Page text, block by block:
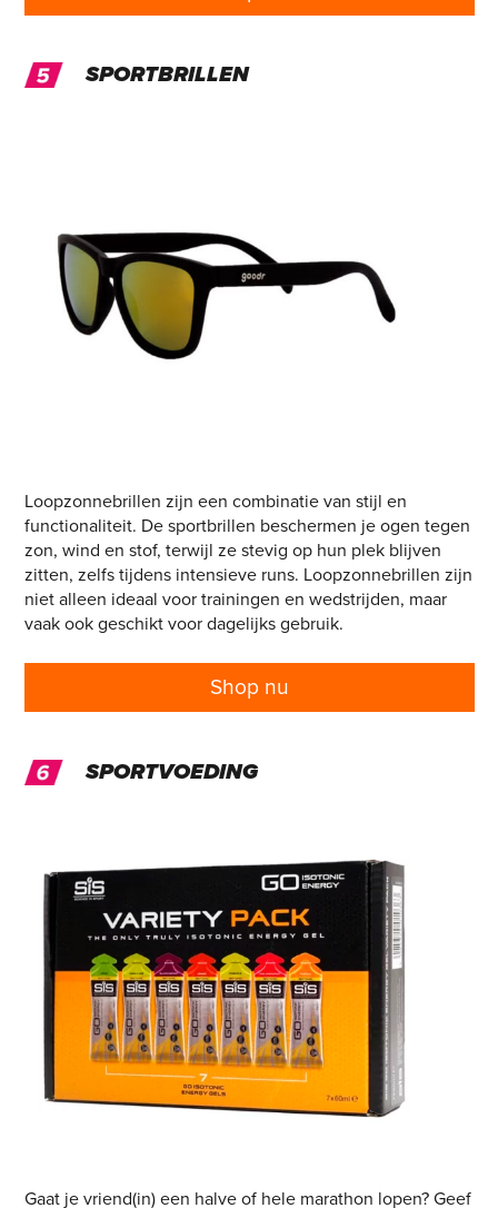
SPORTBRILLEN
Loopzonnebrillen zijn een combinatie van stijl en
functionaliteit. De sportbrillen beschermen je ogen tegen
zon, wind en stof, terwijl ze stevig op hun plek blijven
zitten, zelfs tijdens intensieve runs. Loopzonnebrillen zijn
niet alleen ideaal voor trainingen en wedstrijden, maar
vaak ook geschikt voor dagelijks gebruik.
Shop nu
SPORTVOEDING
Gaat je vriend(in) een halve of hele marathon lopen? Geef